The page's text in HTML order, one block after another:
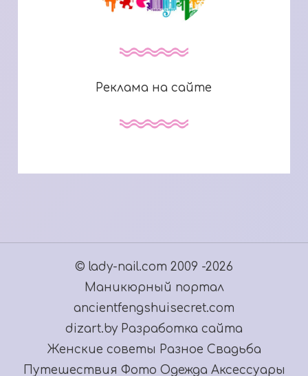
Реклама на сайте
© lady-nail.com 2009 -2026
Маникюрный портал
ancientfengshuisecret.com
dizart.by Разработка сайта
Женские советы Разное Свадьба
Путешествия Фото Одежда Аксессуары